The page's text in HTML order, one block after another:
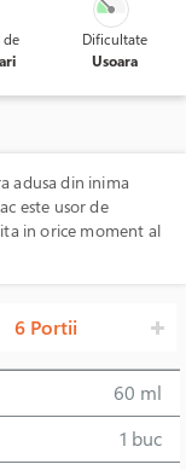
de
Dificultate
Usoara
adusa din inima
este usor de
in orice moment al
6 Portii
60 ml
1 buc